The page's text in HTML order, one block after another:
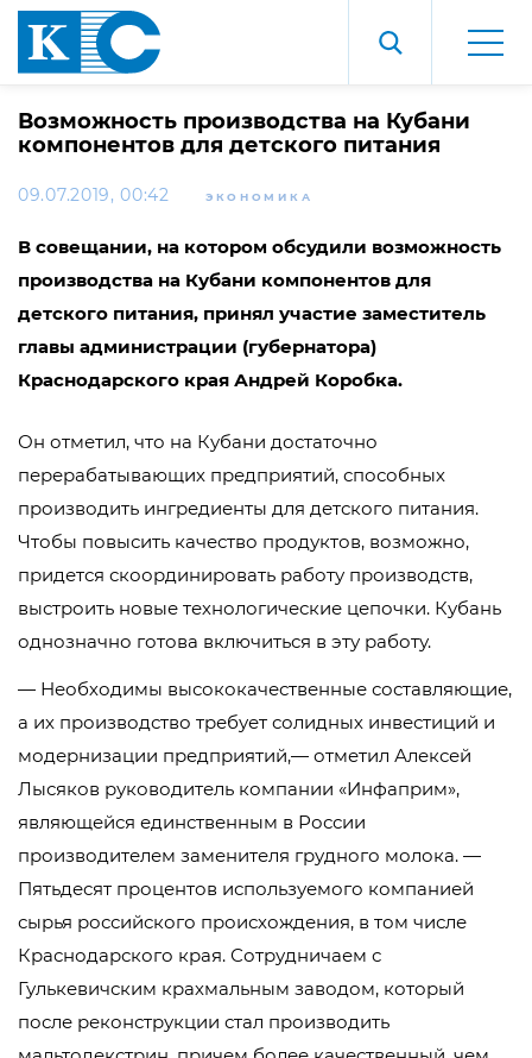
Возможность производства на Кубани
компонентов для детского питания
09.07.2019, 00:42 ЭКОНОМИКА
В совещании, на котором обсудили возможность
производства на Кубани компонентов для
детского питания, принял участие заместитель
главы администрации (губернатора)
Краснодарского края Андрей Коробка.
Он отметил, что на Кубани достаточно
перерабатывающих предприятий, способных
производить ингредиенты для детского питания.
Чтобы повысить качество продуктов, возможно,
придется скоординировать работу производств,
выстроить новые технологические цепочки. Кубань
однозначно готова включиться в эту работу.
— Необходимы высококачественные составляющие,
а их производство требует солидных инвестиций и
модернизации предприятий,— отметил Алексей
Лысяков руководитель компании «Инфаприм»,
являющейся единственным в России
производителем заменителя грудного молока. —
Пятьдесят процентов используемого компанией
сырья российского происхождения, в том числе
Краснодарского края. Сотрудничаем с
Гулькевичским крахмальным заводом, который
после реконструкции стал производить